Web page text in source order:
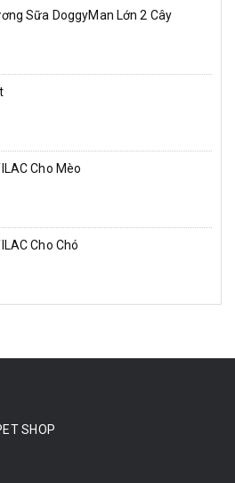
Sữa DoggyMan Lớn 2 Cây
Cho Mèo
Cho Chó
SHOP